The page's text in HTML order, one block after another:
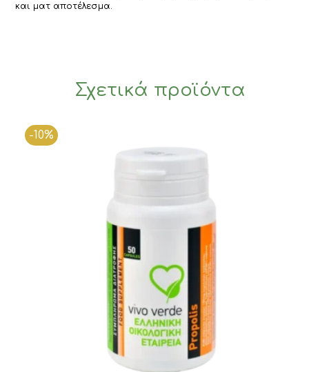
και ματ αποτέλεσμα.
Σχετικά προϊόντα
-10%